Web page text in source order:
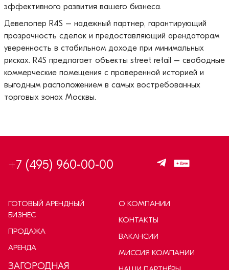
эффективного развития вашего бизнеса.
Девелопер R4S – надежный партнер, гарантирующий
прозрачность сделок и предоставляющий арендаторам
уверенность в стабильном доходе при минимальных
рисках. R4S предлагает объекты street retail – свободные
коммерческие помещения с проверенной историей и
выгодным расположением в самых востребованных
торговых зонах Москвы.
+7 (495) 960-00-00
ГОТОВЫЙ АРЕНДНЫЙ
БИЗНЕС
ПРОДАЖА
АРЕНДА
ЗАГОРОДНАЯ
О КОМПАНИИ
КОНТАКТЫ
ВАКАНСИИ
МИССИЯ КОМПАНИИ